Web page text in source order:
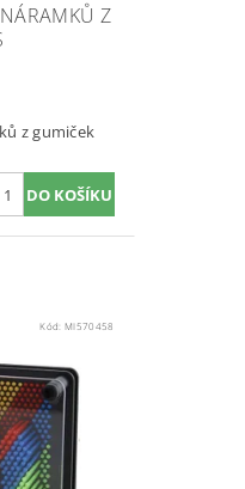
Z
z gumiček
Kód:MI570458